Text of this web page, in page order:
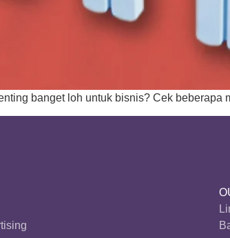
banget loh untuk bisnis? Cek beberapa